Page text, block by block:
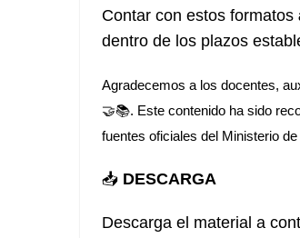
Contar con estos formatos
dentro de los plazos
Agradecemos a los docentes,
🤝📚. Este contenido ha sido
fuentes oficiales del Ministerio
📥 DESCARGA
Descarga el material a